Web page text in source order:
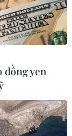
đồng yen